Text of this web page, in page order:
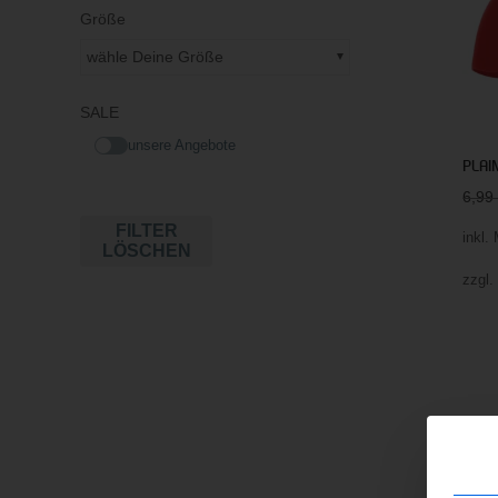
Größe
wähle Deine Größe
SALE
unsere Angebote
FILTER
LÖSCHEN
6,99
inkl.
zzgl.